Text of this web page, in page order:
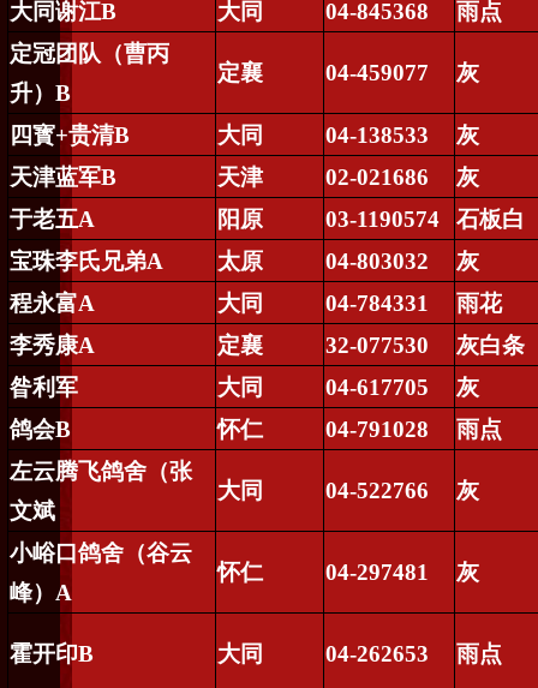
大同谢江B 大同 04-845368
雨点
定冠团队（曹丙
升）B
定襄 04-459077 灰
四寳+贵清B 大同 04-138533
灰
天津蓝军B 天津 02-021686
灰
于老五A 阳原 03-1190574
石板白
宝珠李氏兄弟A 太原 04-803032
灰
程永富A 大同 04-784331
雨花
李秀康A 定襄 32-077530
灰白条
昝利军
大同 04-617705
灰
鸽会B 怀仁 04-791028
雨点
左云腾飞鸽舍（张
文斌
大同 04-522766 灰
小峪口鸽舍（谷云
峰） A
怀仁 04-297481 灰
霍开印B 大同 04-262653 雨点